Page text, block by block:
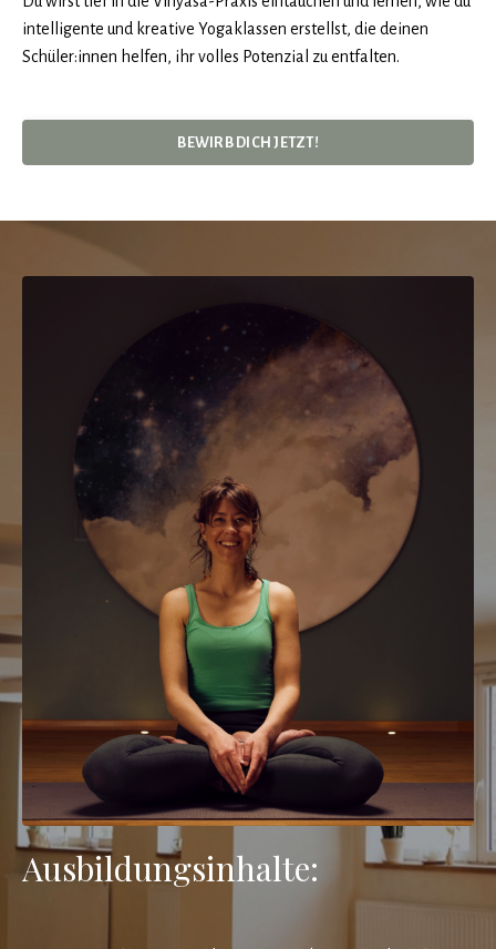
intelligente und kreative Yogaklassen erstellst, die deinen
Schüler:innen helfen, ihr volles Potenzial zu entfalten.
BEWIRB DICH JETZT!
Ausbildungsinhalte: